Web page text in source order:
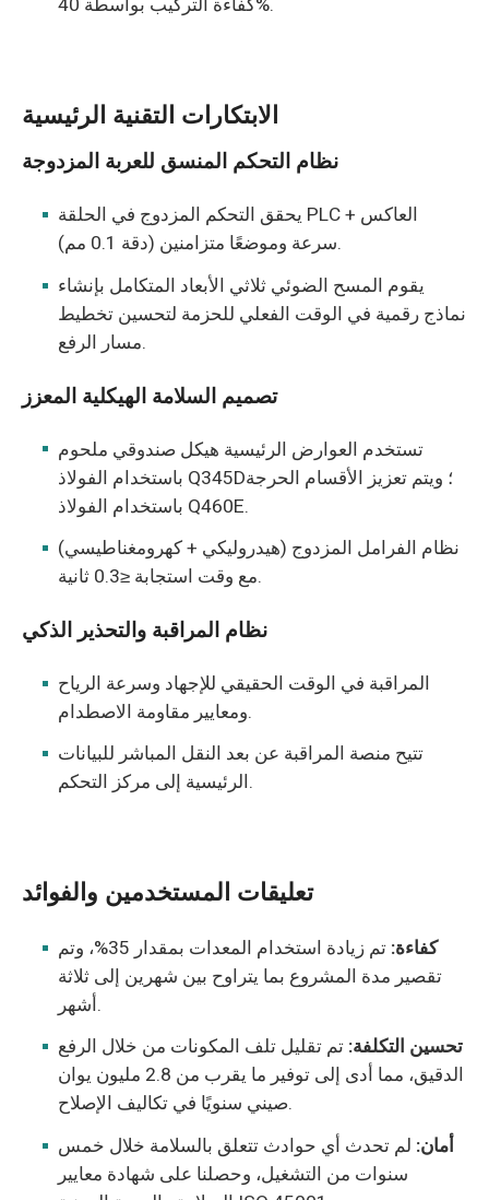
الابتكارات التقنية الرئيسية
نظام التحكم المنسق للعربة المزدوجة
يحقق التحكم المزدوج في الحلقة PLC + العاكس
سرعة وموضعًا متزامنين (دقة 0.1 مم).
يقوم المسح الضوئي ثلاثي الأبعاد المتكامل بإنشاء
نماذج رقمية في الوقت الفعلي للحزمة لتحسين تخطيط
مسار الرفع.
تصميم السلامة الهيكلية المعزز
تستخدم العوارض الرئيسية هيكل صندوقي ملحوم
باستخدام الفولاذ Q345D؛ ويتم تعزيز الأقسام الحرجة
باستخدام الفولاذ Q460E.
نظام الفرامل المزدوج (هيدروليكي + كهرومغناطيسي)
مع وقت استجابة ≤0.3 ثانية.
نظام المراقبة والتحذير الذكي
المراقبة في الوقت الحقيقي للإجهاد وسرعة الرياح
ومعايير مقاومة الاصطدام.
تتيح منصة المراقبة عن بعد النقل المباشر للبيانات
الرئيسية إلى مركز التحكم.
تعليقات المستخدمين والفوائد
كفاءة:
تم زيادة استخدام المعدات بمقدار 35%، وتم
تقصير مدة المشروع بما يتراوح بين شهرين إلى ثلاثة
أشهر.
تحسين التكلفة: تم تقليل تلف المكونات من خلال الرفع
الدقيق، مما أدى إلى توفير ما يقرب من 2.8 مليون يوان
صيني سنويًا في تكاليف الإصلاح.
أمان: لم تحدث أي حوادث تتعلق بالسلامة خلال خمس
سنوات من التشغيل، وحصلنا على شهادة معايير